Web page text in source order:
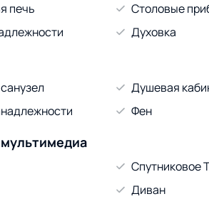
печь
Столовые
Духовка
Душевая
Фен
Спутниковое
Диван